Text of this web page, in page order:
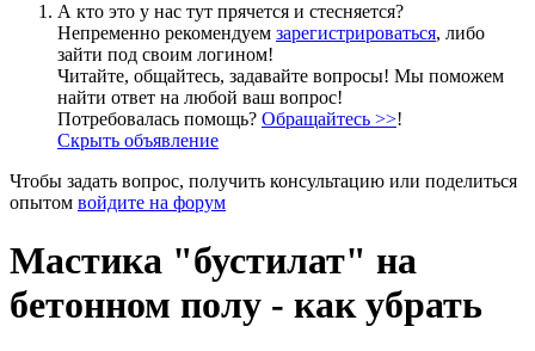
А кто это у нас тут прячется и стесняется?
Непременно рекомендуем зарегистрироваться, либо
зайти под своим логином!
Читайте, общайтесь, задавайте вопросы! Мы поможем
найти ответ на любой ваш вопрос!
Потребовалась помощь? Обращайтесь >>!
Скрыть объявление
Чтобы задать вопрос, получить консультацию или поделиться
опытом войдите на форум
Мастика "бустилат" на
бетонном полу - как убрать